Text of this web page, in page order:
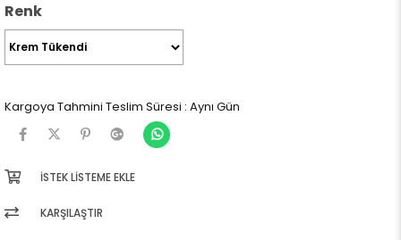
Renk
Kargoya Tahmini Teslim Süresi : Aynı Gün
İSTEK LISTEME EKLE
KARŞILAŞTIR